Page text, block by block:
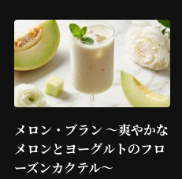
メロン・ブラン ～爽やかな
メロンとヨーグルトのフロ
ーズンカクテル～